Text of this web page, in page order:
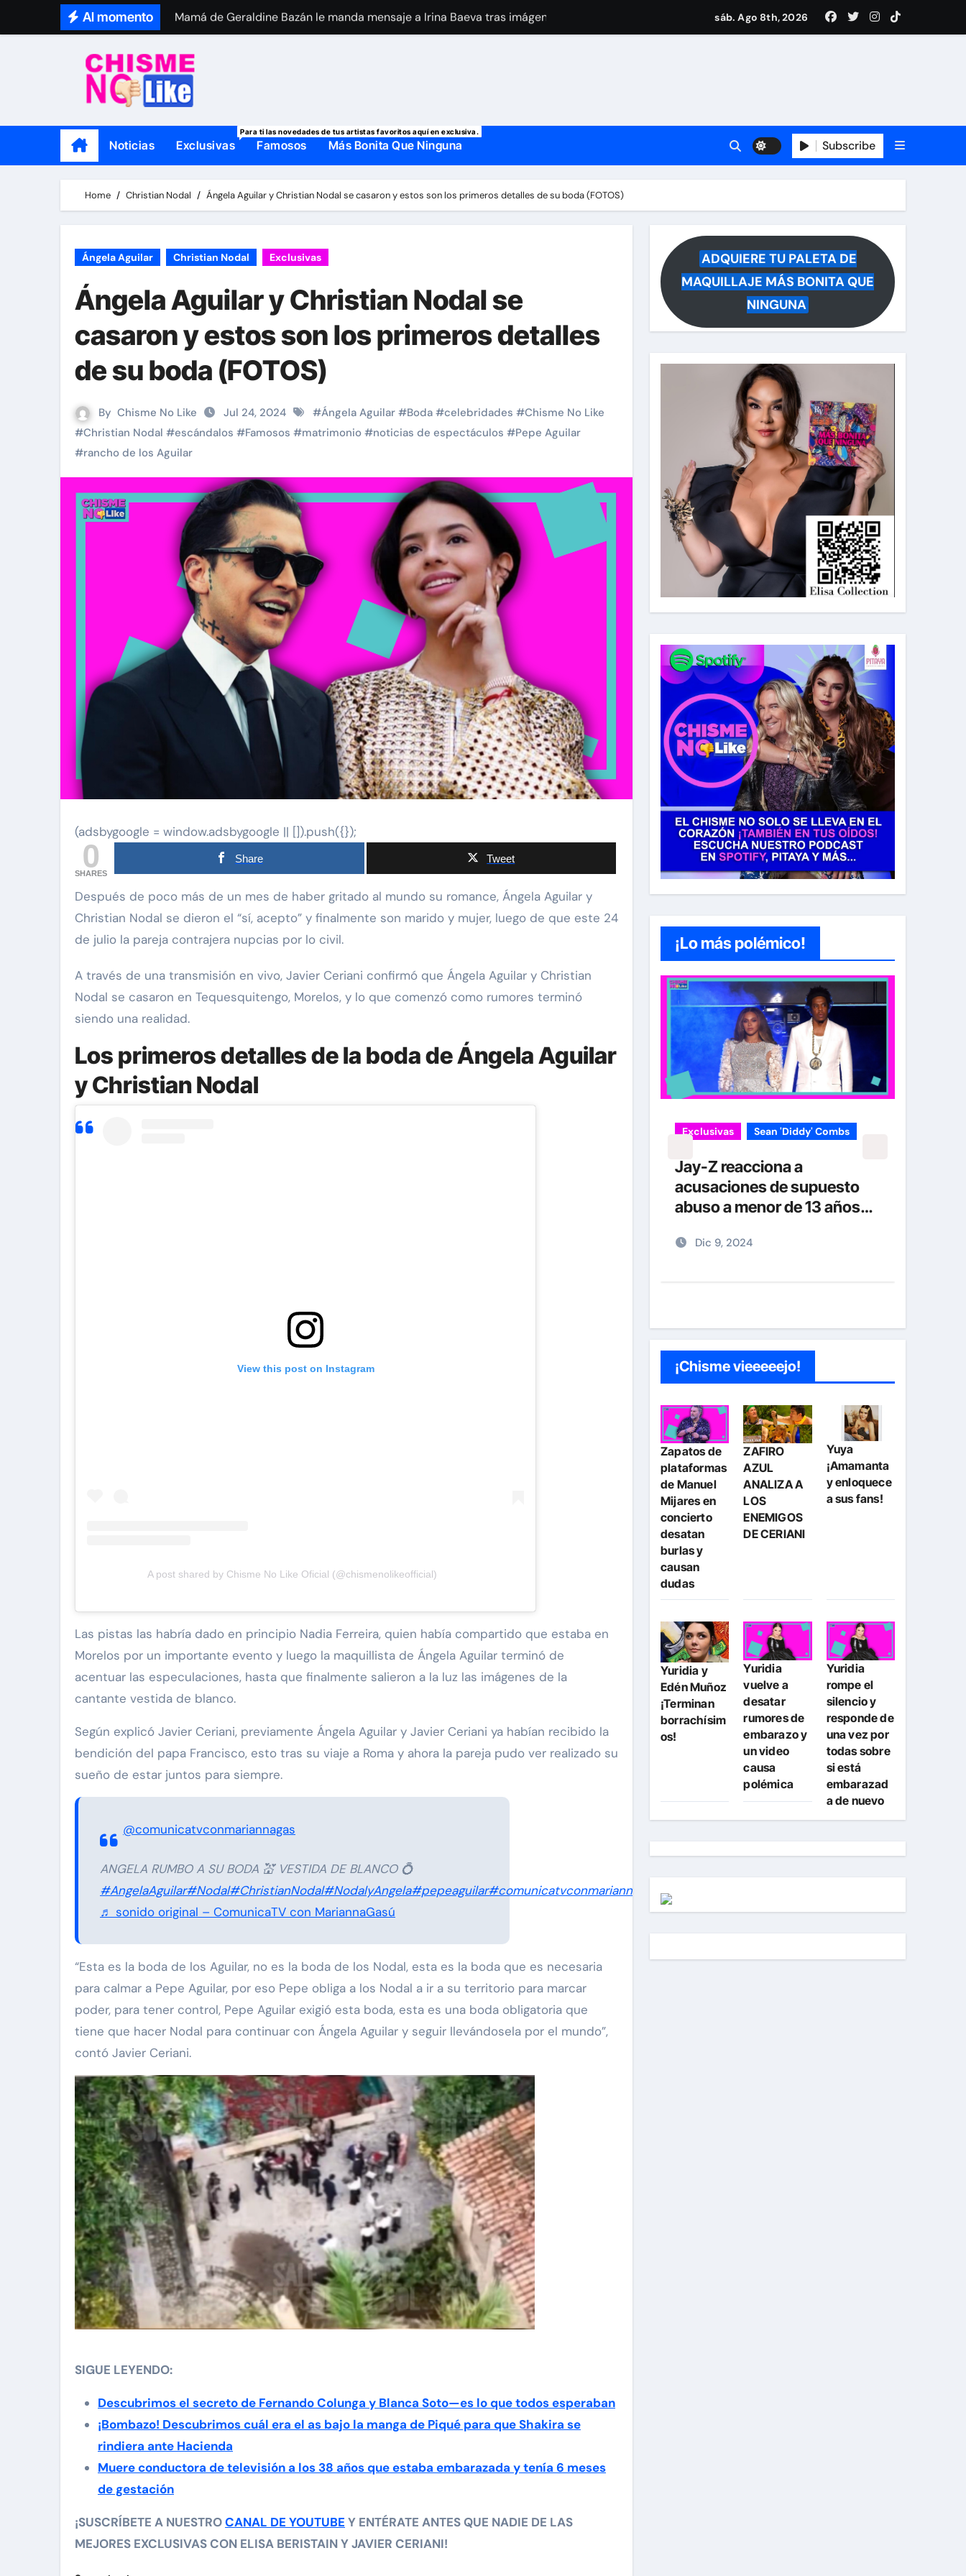
Al momento
Mamá de Geraldine Bazán le manda mensaje a Irina Baeva tras imágenes junto a Giovanni Medina y revela lo que muchos querían saber
sáb. Ago 8th, 2026
Noticias Exclusivas
Para ti las novedades de tus artistas favoritos aquí en exclusiva.
Famosos Más Bonita Que Ninguna Subscribe
Home Christian Nodal Ángela Aguilar y Christian Nodal se casaron y estos son los primeros detalles de su boda (FOTOS)
Ángela Aguilar Christian Nodal Exclusivas
Ángela Aguilar y Christian Nodal se
casaron y estos son los primeros detalles
de su boda (FOTOS)
By Chisme No Like Jul 24, 2024 #Ángela Aguilar #Boda #celebridades #Chisme No Like
#Christian Nodal #escándalos #Famosos #matrimonio #noticias de espectáculos #Pepe Aguilar
#rancho de los Aguilar
(adsbygoogle = window.adsbygoogle || []).push({});
0
SHARES
Share Tweet
Después de poco más de un mes de haber gritado al mundo su romance, Ángela Aguilar y
Christian Nodal se dieron el “sí, acepto” y finalmente son marido y mujer, luego de que este 24
de julio la pareja contrajera nupcias por lo civil.
A través de una transmisión en vivo, Javier Ceriani confirmó que Ángela Aguilar y Christian
Nodal se casaron en Tequesquitengo, Morelos, y lo que comenzó como rumores terminó
siendo una realidad.
Los primeros detalles de la boda de Ángela Aguilar
y Christian Nodal
View this post on Instagram
A post shared by Chisme No Like Oficial (@chismenolikeofficial)
Las pistas las habría dado en principio Nadia Ferreira, quien había compartido que estaba en
Morelos por un importante evento y luego la maquillista de Ángela Aguilar terminó de
acentuar las especulaciones, hasta que finalmente salieron a la luz las imágenes de la
cantante vestida de blanco.
Según explicó Javier Ceriani, previamente Ángela Aguilar y Javier Ceriani ya habían recibido la
bendición del papa Francisco, esto tras su viaje a Roma y ahora la pareja pudo ver realizado su
sueño de estar juntos para siempre.
@comunicatvconmariannagas
ANGELA RUMBO A SU BODA 💒 VESTIDA DE BLANCO 💍
#AngelaAguilar#Nodal#ChristianNodal#NodalyAngela#pepeaguilar#comunicatvconmarianna #fyp#paratiiiiiiiiiiiiiiiiiiiiiiiiiiiiiii
♬ sonido original – ComunicaTV con MariannaGasú
“Esta es la boda de los Aguilar, no es la boda de los Nodal, esta es la boda que es necesaria
para calmar a Pepe Aguilar, por eso Pepe obliga a los Nodal a ir a su territorio para marcar
poder, para tener control, Pepe Aguilar exigió esta boda, esta es una boda obligatoria que
tiene que hacer Nodal para continuar con Ángela Aguilar y seguir llevándosela por el mundo”,
contó Javier Ceriani.
SIGUE LEYENDO:
Descubrimos el secreto de Fernando Colunga y Blanca Soto—es lo que todos esperaban
¡Bombazo! Descubrimos cuál era el as bajo la manga de Piqué para que Shakira se
rindiera ante Hacienda
Muere conductora de televisión a los 38 años que estaba embarazada y tenía 6 meses
de gestación
¡SUSCRÍBETE A NUESTROCANAL DE YOUTUBE Y ENTÉRATE ANTES QUE NADIE DE LAS
MEJORES EXCLUSIVAS CON ELISA BERISTAIN Y JAVIER CERIANI!
ADQUIERE TU PALETA DE
MAQUILLAJE MÁS BONITA QUE
NINGUNA
¡Lo más polémico!
Exclusivas Sean 'Diddy' Combs
Jay-Z reacciona a
acusaciones de supuesto
abuso a menor de 13 años
plena fiesta
Dic 9, 2024
¡Chisme vieeeeejo!
Zapatos de
plataformas
de Manuel
Mijares en
concierto
desatan
burlas y
causan
dudas
ZAFIRO
AZUL
ANALIZA A
LOS
ENEMIGOS
DE CERIANI
Yuya
¡Amamanta
y enloquece
a sus fans!
Yuridia y
Edén Muñoz
¡Terminan
borrachísim
os!
Yuridia
vuelve a
desatar
rumores de
embarazo y
un video
causa
polémica
Yuridia
rompe el
silencio y
responde de
una vez por
todas sobre
si está
embarazad
a de nuevo